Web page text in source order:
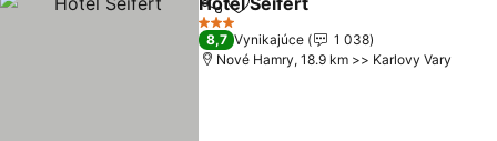
ZdieľaťPridať do obľúbených
3 Počet hviezdičiek
8,7 Vynikajúce
1 038
Nové Hamry, 18.9 km >> Karlovy Vary